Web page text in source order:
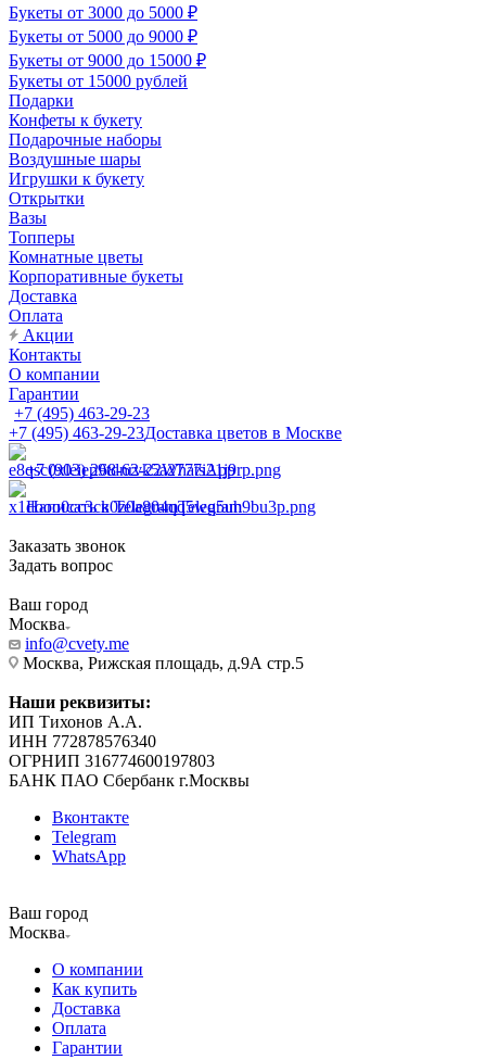
Букеты от 3000 до 5000 ₽
Букеты от 5000 до 9000 ₽
Букеты от 9000 до 15000 ₽
Букеты от 15000 рублей
Подарки
Конфеты к букету
Подарочные наборы
Воздушные шары
Игрушки к букету
Открытки
Вазы
Топперы
Комнатные цветы
Корпоративные букеты
Доставка
Оплата
Акции
Контакты
О компании
Гарантии
+7 (495) 463-29-23
+7 (495) 463-29-23Доставка цветов в Москве
+7 (903) 268-62-22WhatsApp
Написать в TelegramTelegram
Заказать звонок
Задать вопрос
Ваш город
Москва
info@cvety.me
Москва, Рижская площадь, д.9А стр.5
Наши реквизиты:
ИП Тихонов А.А.
ИНН 772878576340
ОГРНИП 316774600197803
БАНК ПАО Сбербанк г.Москвы
Вконтакте
Telegram
WhatsApp
Ваш город
Москва
О компании
Как купить
Доставка
Оплата
Гарантии